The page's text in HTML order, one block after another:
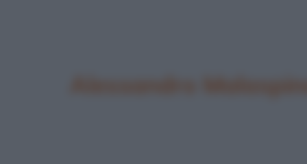
Alessandro